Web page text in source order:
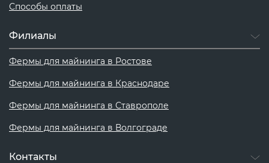
Способы оплаты
Филиалы
Фермы для майнинга в Ростове
Фермы для майнинга в Краснодаре
Фермы для майнинга в Ставрополе
Фермы для майнинга в Волгограде
Контакты